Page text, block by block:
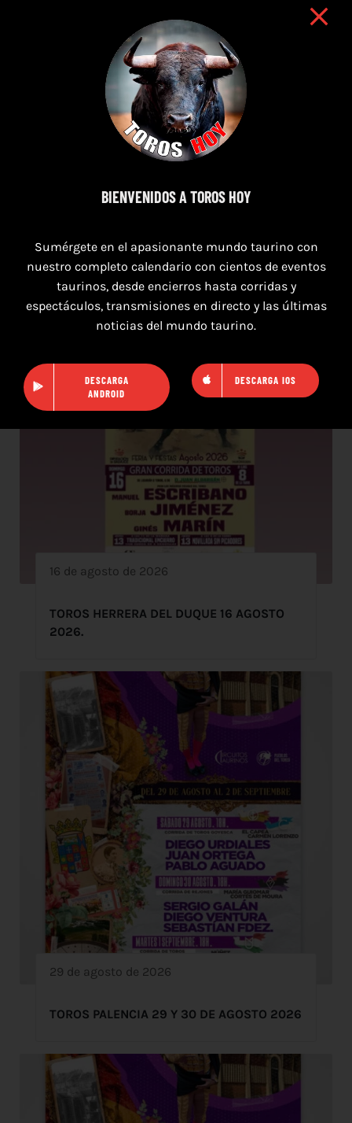
16 de agosto de 2026
TOROS HERRERA DEL DUQUE 16 AGOSTO
2026.
29 de agosto de 2026
TOROS PALENCIA 29 Y 30 DE AGOSTO 2026
BIENVENIDOS A TOROS HOY
Sumérgete en el apasionante mundo taurino con
nuestro completo calendario con cientos de eventos
taurinos, desde encierros hasta corridas y
espectáculos, transmisiones en directo y las últimas
noticias del mundo taurino.
DESCARGA
ANDROID
DESCARGA IOS